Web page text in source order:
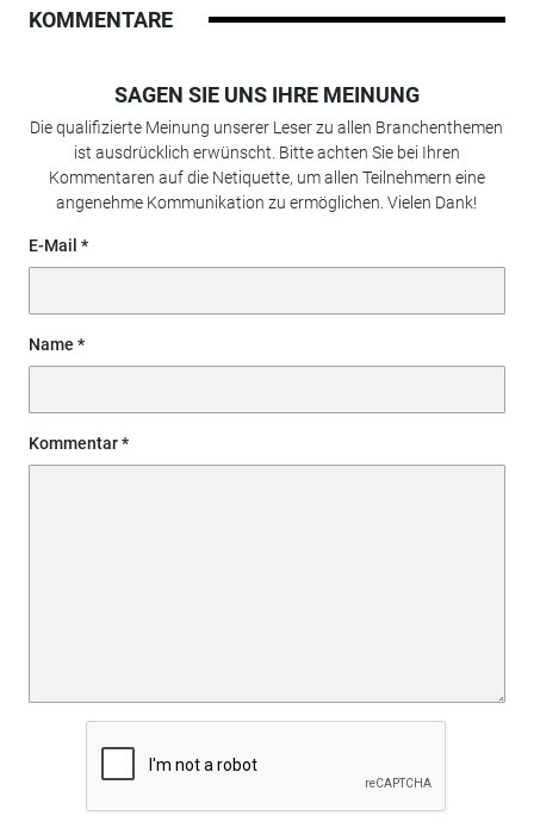
KOMMENTARE
SAGEN SIE UNS IHRE MEINUNG
Die qualifizierte Meinung unserer Leser zu allen Branchenthemen
ist ausdrücklich erwünscht. Bitte achten Sie bei Ihren
Kommentaren auf die Netiquette, um allen Teilnehmern eine
angenehme Kommunikation zu ermöglichen. Vielen Dank!
E-Mail
Name
Kommentar